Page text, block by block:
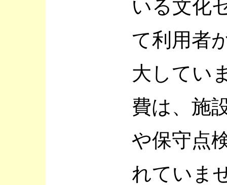
いる文化
て利用者
大してい
費は、施
や保守点
れていま